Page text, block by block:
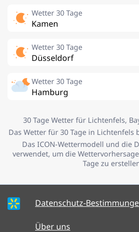
Wetter 30 Tage
Kamen
Wetter 30 Tage
Düsseldorf
Wetter 30 Tage
Hamburg
30 Tage Wetter für Lichtenfels,
Das Wetter für 30 Tage in Lichtenfels
Das ICON-Wettermodell und die
verwendet, um die
Tage zu
Datenschutz-
Über uns